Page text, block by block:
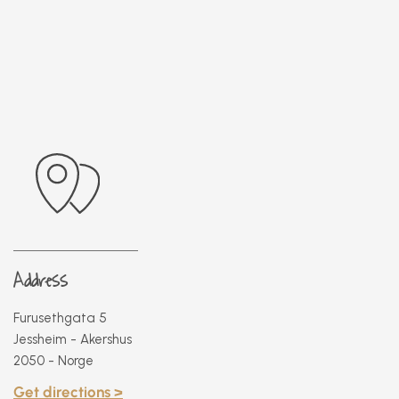
Address
Furusethgata 5
Jessheim - Akershus
2050 - Norge
Get directions >